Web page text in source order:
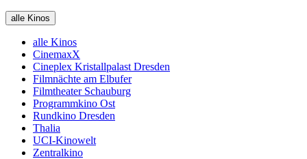
alle Kinos
alle Kinos
CinemaxX
Cineplex Kristallpalast Dresden
Filmnächte am Elbufer
Filmtheater Schauburg
Programmkino Ost
Rundkino Dresden
Thalia
UCI-Kinowelt
Zentralkino